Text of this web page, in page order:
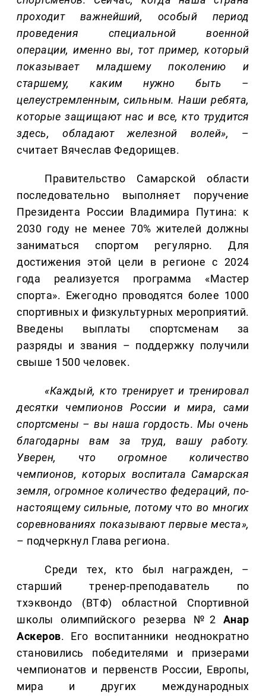
проходит важнейший, особый период
проведения специальной военной
операции, именно вы, тот пример, который
показывает младшему поколению и
старшему, каким нужно быть –
целеустремленным, сильным. Наши ребята,
которые защищают нас и все, кто трудится
здесь, обладают железной волей»,
–
считает Вячеслав Федорищев.
Правительство Самарской области
последовательно выполняет поручение
Президента России Владимира Путина: к
2030 году не менее 70% жителей должны
заниматься спортом регулярно. Для
достижения этой цели в регионе с 2024
года реализуется программа «Мастер
спорта». Ежегодно проводятся более 1000
спортивных и физкультурных мероприятий.
Введены выплаты спортсменам за
разряды и звания – поддержку получили
свыше 1500 человек.
«Каждый, кто тренирует и тренировал
десятки чемпионов России и мира, сами
спортсмены – вы наша гордость. Мы очень
благодарны вам за труд, вашу работу.
Уверен, что огромное количество
чемпионов, которых воспитала Самарская
земля, огромное количество федераций, по-
настоящему сильные, потому что во многих
соревнованиях показывают первые места»,
– подчеркнул Глава региона.
Среди тех, кто был награжден, –
старший тренер-преподаватель по
тхэквондо (ВТФ) областной Спортивной
школы олимпийского резерва №2 Анар
Аскеров. Его воспитанники неоднократно
становились победителями и призерами
чемпионатов и первенств России, Европы,
мира и других международных